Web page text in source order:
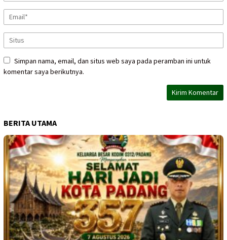
Simpan nama, email, dan situs web saya pada peramban ini untuk
komentar saya berikutnya.
BERITA UTAMA